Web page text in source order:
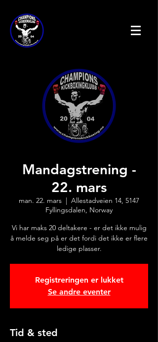
Mandagstrening -
22. mars
man. 22. mars
  |
Allestadveien 14, 5147
Fyllingsdalen, Norway
Vi har maks 20 deltakere - er det ikke mulig
å melde seg på er det fordi det ikke er flere
ledige plasser.
Registreringen er lukket
Se andre eventer
Tid & sted